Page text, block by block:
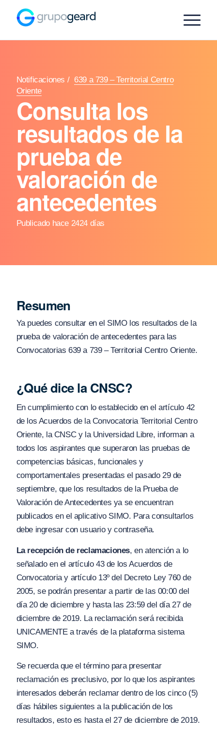
Notificaciones / 639 a 739 – Territorial Centro
Oriente
Consulta los
resultados de la
prueba de
valoración de
antecedentes
Publicado hace 2424 días
Resumen
Ya puedes consultar en el SIMO los resultados de la
prueba de valoración de antecedentes para las
Convocatorias 639 a 739 – Territorial Centro Oriente.
¿Qué dice la CNSC?
En cumplimiento con lo establecido en el artículo 42
de los Acuerdos de la Convocatoria Territorial Centro
Oriente, la CNSC y la Universidad Libre, informan a
todos los aspirantes que superaron las pruebas de
competencias básicas, funcionales y
comportamentales presentadas el pasado 29 de
septiembre, que los resultados de la Prueba de
Valoración de Antecedentes ya se encuentran
publicados en el aplicativo SIMO. Para consultarlos
debe ingresar con usuario y contraseña.
La recepción de reclamaciones, en atención a lo
señalado en el artículo 43 de los Acuerdos de
Convocatoria y artículo 13º del Decreto Ley 760 de
2005, se podrán presentar a partir de las 00:00 del
día 20 de diciembre y hasta las 23:59 del día 27 de
diciembre de 2019. La reclamación será recibida
UNICAMENTE a través de la plataforma sistema
SIMO.
Se recuerda que el término para presentar
reclamación es preclusivo, por lo que los aspirantes
interesados deberán reclamar dentro de los cinco (5)
días hábiles siguientes a la publicación de los
resultados, esto es hasta el 27 de diciembre de 2019.